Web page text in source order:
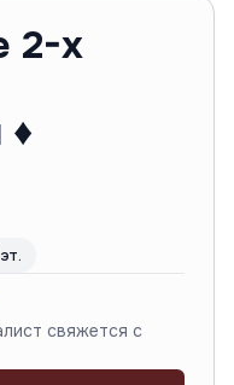
2-х
свяжется с